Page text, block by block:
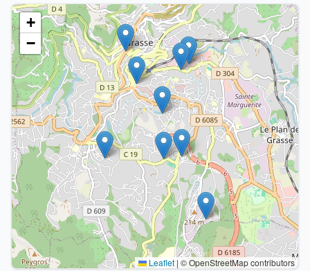
+
−
Leaflet | © OpenStreetMap contributors